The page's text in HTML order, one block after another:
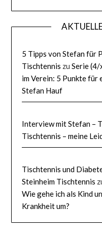
5 Tipps von Stefan für
Tischtennis zuSerie
im Verein: 5 Punkte
Stefan Hauf
Interview mit Stefan –
Tischtennis – meine
Tischtennis und
Steinheim Tischtennis
Wie gehe ich als Kind
Krankheit um?